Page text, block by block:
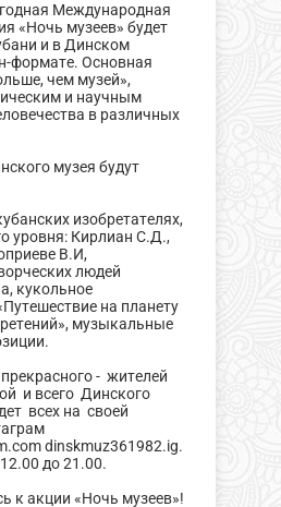
Международная
«Ночь музеев» будет
и в Динском
формате. Основная
чем музей»,
и научным
в различных
музея будут
изобретателях,
уровня: Кирлиан С.Д.,
В.И,
людей
кукольное
на планету
музыкальные
прекрасного - жителей
и всего Динского
всех на своей
dinskmuz361982.ig.
до 21.00.
к акции «Ночь музеев»!